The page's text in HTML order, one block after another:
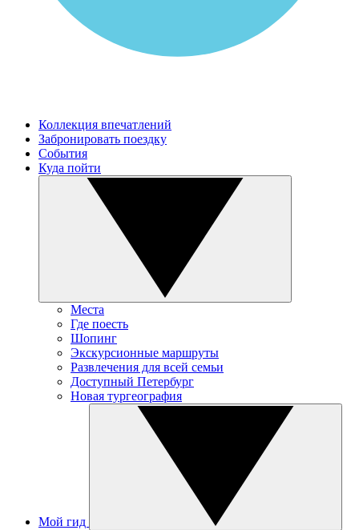
Коллекция впечатлений
Забронировать поездку
События
Куда пойти
Места
Где поесть
Шопинг
Экскурсионные маршруты
Развлечения для всей семьи
Доступный Петербург
Новая тургеография
Мой гид